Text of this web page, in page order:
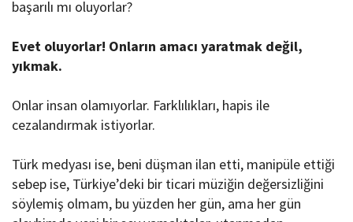
başarılı mı oluyorlar?
Evet oluyorlar! Onların amacı yaratmak değil,
yıkmak.
Onlar insan olamıyorlar. Farklılıkları, hapis ile
cezalandırmak istiyorlar.
Türk medyası ise, beni düşman ilan etti, manipüle ettiği
sebep ise, Türkiye’deki bir ticari müziğin değersizliğini
söylemiş olmam, bu yüzden her gün, ama her gün